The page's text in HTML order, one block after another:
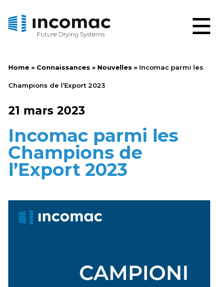
Home» Connaissances» Nouvelles» Incomac parmi les
Champions de l’Export 2023
21 mars 2023
Incomac parmi les
Champions de
l’Export 2023